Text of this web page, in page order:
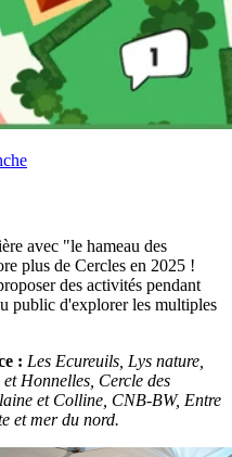
avec "le hameau des
plus de Cercles en 2025 !
des activités pendant
public d'explorer les multiples
: Les Ecureuils, Lys nature,
Honnelles, Cercle des
et Colline, CNB-BW, Entre
et mer du nord.